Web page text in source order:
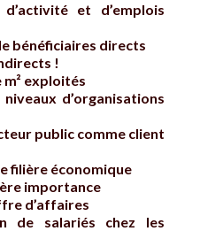
et d’emplois
bénéficiaires directs
!
m² exploités
d’organisations
public comme client
filière économique
importance
d’affaires
de salariés chez les